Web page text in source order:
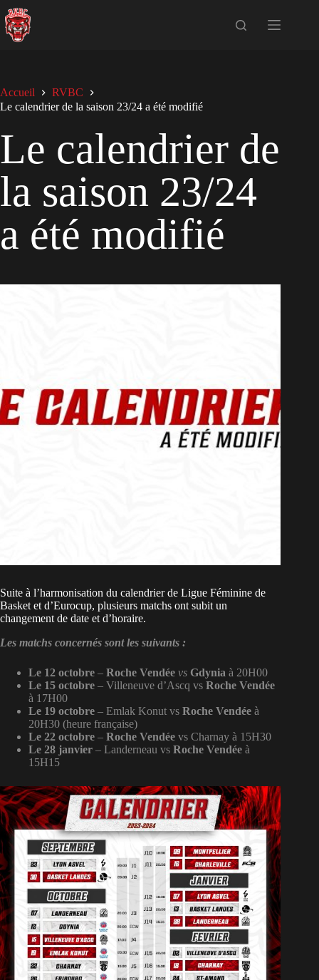
Passer
au
contenu
Accueil
RVBC
Le calendrier de la saison 23/24 a été modifié
Le calendrier de
la saison 23/24
a été modifié
Suite à l’harmonisation du calendrier de Ligue Féminine de
Basket et d’Eurocup, plusieurs matchs ont subit un
changement de date et d’horaire.
Les matchs concernés sont les suivants :
Le 12 octobre – Roche Vendée vs Gdynia à 20H00
Le 15 octobre – Villeneuve d’Ascq vs Roche Vendée
à 17H00
Le 19 octobre – Emlak Konut vs Roche Vendée à
20H30 (heure française)
Le 22 octobre – Roche Vendée vs Charnay à 15H30
Le 28 janvier – Landerneau vs Roche Vendée à
15H15